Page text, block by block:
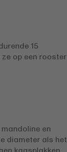
15
op een rooster
en
diameter als het